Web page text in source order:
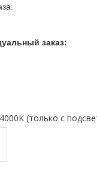
заказ:
(только с